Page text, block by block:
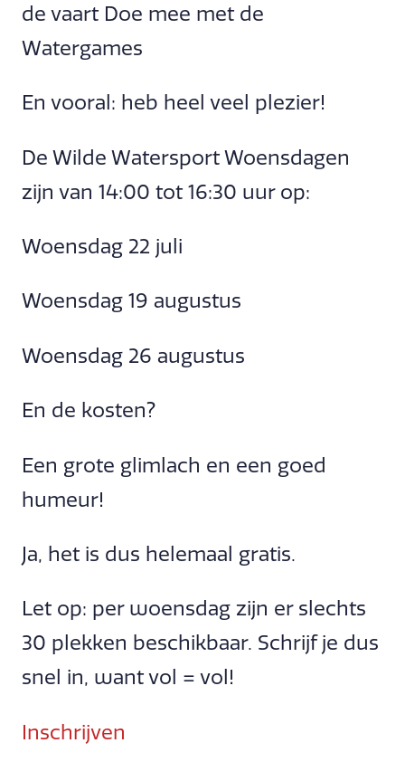
de vaart Doe mee met de
Watergames
En vooral: heb heel veel plezier!
De Wilde Watersport Woensdagen
zijn van 14:00 tot 16:30 uur op:
Woensdag 22 juli
Woensdag 19 augustus
Woensdag 26 augustus
En de kosten?
Een grote glimlach en een goed
humeur!
Ja, het is dus helemaal gratis.
Let op: per woensdag zijn er slechts
30 plekken beschikbaar. Schrijf je dus
snel in, want vol = vol!
Inschrijven